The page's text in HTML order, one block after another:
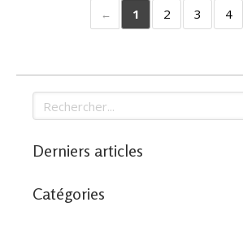
1
2 3 4
Rechercher
Derniers articles
Catégories